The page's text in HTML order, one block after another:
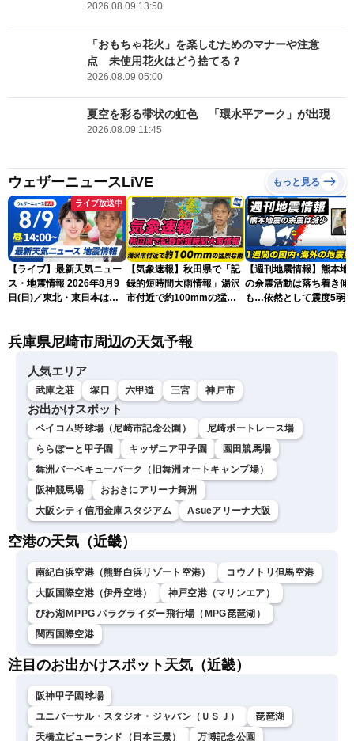
2026.08.09 13:50
「おもちゃ花火」を楽しむためのマナーや注意
点 未使用花火はどう捨てる？
2026.08.09 05:00
夏空を彩る帯状の虹色 「環水平アーク」が出現
2026.08.09 11:45
ウェザーニュースLiVE もっと見る
ライブ放送中
【ライブ】最新天気ニュー
ス・地震情報 2026年8月9
日(日)／東北・東日本は急
小川千奈／芳野達郎〉
【気象速報】秋田県で「記
録的短時間大雨情報」湯沢
市付近で約100mmの猛烈
【週刊地震情報】熊本地
の余震活動は落ち着き傾
も…依然として震度5弱警
兵庫県尼崎市周辺の天気予報
人気エリア
武庫之荘 塚口 六甲道 三宮 神戸市
お出かけスポット
ベイコム野球場（尼崎市記念公園）
尼崎ボートレース場
ららぽーと甲子園
キッザニア甲子園
園田競馬場
舞洲バーベキューパーク（旧舞洲オートキャンプ場）
阪神競馬場
おおきにアリーナ舞洲
大阪シティ信用金庫スタジアム
Asueアリーナ大阪
空港の天気（近畿）
南紀白浜空港（熊野白浜リゾート空港）
コウノトリ但馬空港
大阪国際空港（伊丹空港）
神戸空港（マリンエア）
びわ湖ＭPPG パラグライダー飛行場（MPG琵琶湖）
関西国際空港
注目のお出かけスポット天気（近畿）
阪神甲子園球場
ユニバーサル・スタジオ・ジャパン（ＵＳＪ）
琵琶湖
天橋立ビューランド（日本三景）
万博記念公園